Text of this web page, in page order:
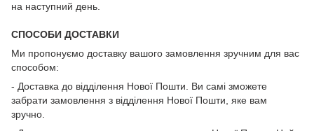
на наступний день.
СПОСОБИ ДОСТАВКИ
Ми пропонуємо доставку вашого замовлення зручним для вас
способом:
- Доставка до відділення Нової Пошти. Ви самі зможете
забрати замовлення з відділення Нової Пошти, яке вам
зручно.